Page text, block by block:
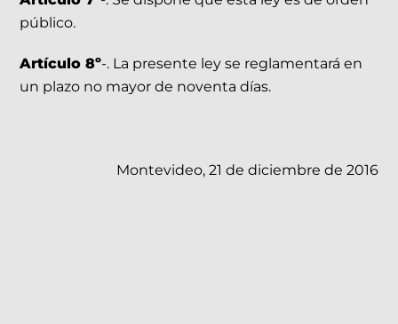
público.
Artículo 8º-. La presente ley se reglamentará en
un plazo no mayor de noventa días.
Montevideo, 21 de diciembre de 2016